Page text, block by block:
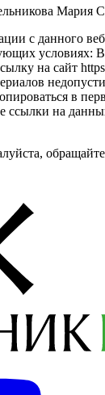
Мария
с данного
условиях: В
на сайт
в
ссылки на